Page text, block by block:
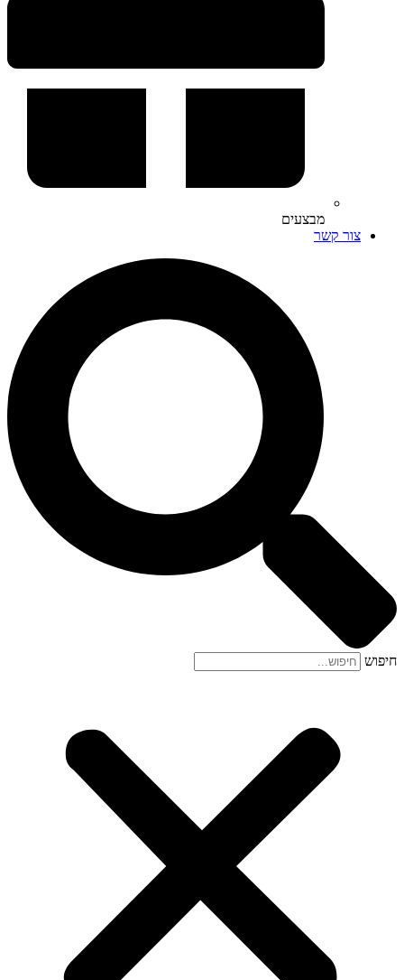
מבצעים
צור קשר
חיפוש